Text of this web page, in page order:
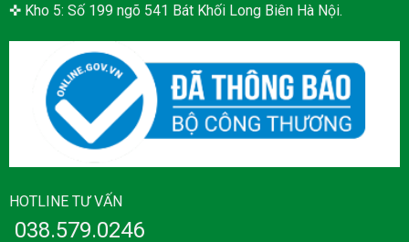
✜ Kho 5: Số 199 ngõ 541 Bát Khối Long Biên Hà Nội.
HOTLINE TƯ VẤN
038.579.0246